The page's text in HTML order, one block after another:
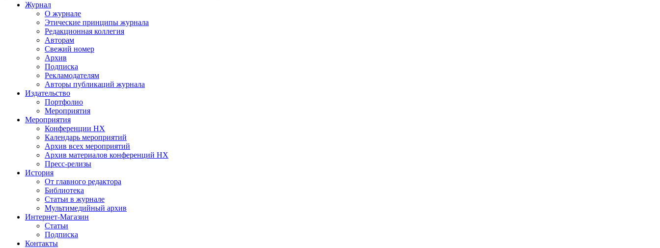
Журнал
О журнале
Этические принципы журнала
Редакционная коллегия
Авторам
Свежий номер
Архив
Подписка
Рекламодателям
Авторы публикаций журнала
Издательство
Портфолио
Мероприятия
Мероприятия
Конференции НХ
Календарь мероприятий
Архив всех мероприятий
Архив материалов конференций НХ
Пресс-релизы
История
От главного редактора
Библиотека
Статьи в журнале
Мультимедийный архив
Интернет-Магазин
Статьи
Подписка
Контакты